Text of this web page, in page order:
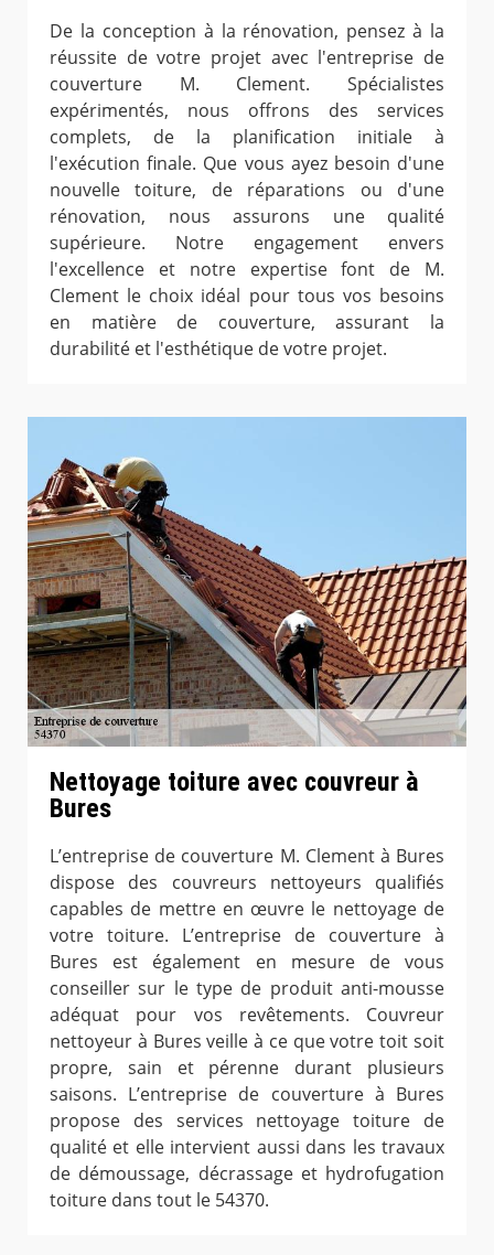
De la conception à la rénovation, pensez à la
réussite de votre projet avec l'entreprise de
couverture M. Clement. Spécialistes
expérimentés, nous offrons des services
complets, de la planification initiale à
l'exécution finale. Que vous ayez besoin d'une
nouvelle toiture, de réparations ou d'une
rénovation, nous assurons une qualité
supérieure. Notre engagement envers
l'excellence et notre expertise font de M.
Clement le choix idéal pour tous vos besoins
en matière de couverture, assurant la
durabilité et l'esthétique de votre projet.
Nettoyage toiture avec couvreur à
Bures
L’entreprise de couverture M. Clement à Bures
dispose des couvreurs nettoyeurs qualifiés
capables de mettre en œuvre le nettoyage de
votre toiture. L’entreprise de couverture à
Bures est également en mesure de vous
conseiller sur le type de produit anti-mousse
adéquat pour vos revêtements. Couvreur
nettoyeur à Bures veille à ce que votre toit soit
propre, sain et pérenne durant plusieurs
saisons. L’entreprise de couverture à Bures
propose des services nettoyage toiture de
qualité et elle intervient aussi dans les travaux
de démoussage, décrassage et hydrofugation
toiture dans tout le 54370.